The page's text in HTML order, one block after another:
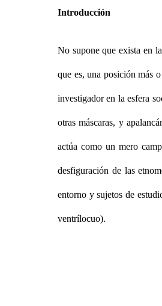
Introducción
No supone que exista en
que es, una posición más
investigador en la esfera
otras máscaras, y
actúa como un mero
desfiguración de las
entorno y sujetos de
ventrílocuo).